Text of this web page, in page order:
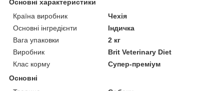
Основні характеристики
Країна виробник
Чехія
Основні інгредієнти
Індичка
Вага упаковки
2 кг
Виробник
Brit Veterinary Diet
Клас корму
Супер-преміум
Основні